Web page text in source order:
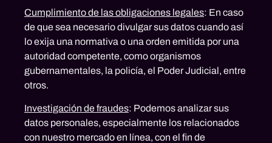
Cumplimiento de las obligaciones legales: En caso
de que sea necesario divulgar sus datos cuando así
lo exija una normativa o una orden emitida por una
autoridad competente, como organismos
gubernamentales, la policía, el Poder Judicial, entre
otros.
Investigación de fraudes: Podemos analizar sus
datos personales, especialmente los relacionados
con nuestro mercado en línea, con el fin de